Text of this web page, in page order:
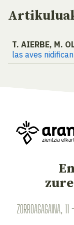
T. AIERBE, M.
las aves
ZORROAGAGAINA,